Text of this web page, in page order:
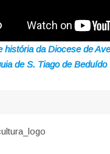
história da Diocese de
de S. Tiago de Beduído